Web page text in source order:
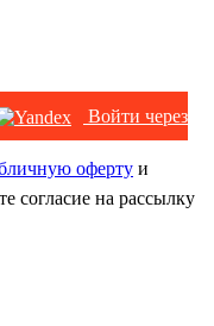
Войти через
оферту и
согласие на рассылку